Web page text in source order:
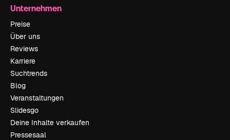
Unternehmen
Preise
Über uns
Reviews
Karriere
Suchtrends
Blog
Veranstaltungen
Slidesgo
Deine Inhalte verkaufen
Pressesaal